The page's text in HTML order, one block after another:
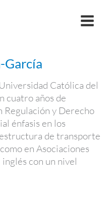
García
Católica del
cuatro años de
Regulación y Derecho
énfasis en los
de transporte
en Asociaciones
con un nivel